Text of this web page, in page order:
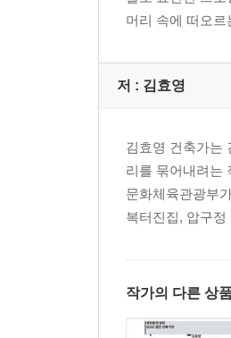
머리 속에 떠오르
저 : 김효영
김효영 건축가는
리를 묶어내려는
문화체육관광부
복터진집, 압구정
작가의 다른 상